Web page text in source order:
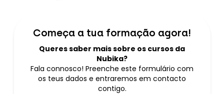
Começa a tua formação agora!
Queres saber mais sobre os cursos da
Nubika?
Fala connosco! Preenche este formulário com
os teus dados e entraremos em contacto
contigo.